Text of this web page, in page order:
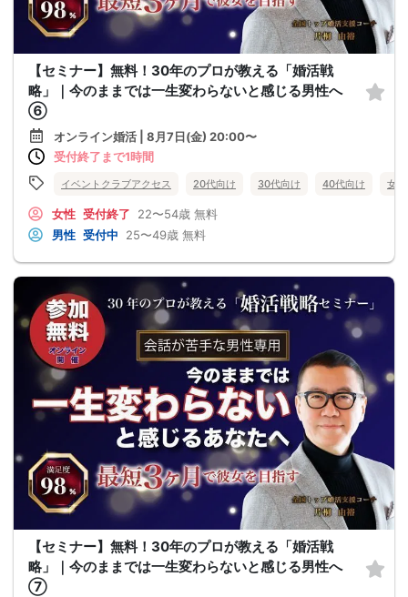
【セミナー】無料！30年のプロが教える「婚活戦
略」｜今のままでは一生変わらないと感じる男性へ
⑥
オンライン婚活 | 8月7日(金) 20:00〜
受付終了まで1時間
イベントクラブアクセス 20代向け 30代向け 40代向け 女
女性 受付終了 22〜54歳 無料
男性 受付中 25〜49歳 無料
【セミナー】無料！30年のプロが教える「婚活戦
略」｜今のままでは一生変わらないと感じる男性へ
⑦